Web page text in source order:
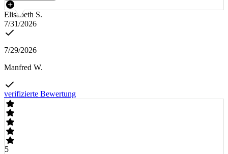
Elisabeth S.
7/31/2026
7/29/2026
Manfred W.
verifizierte Bewertung
5